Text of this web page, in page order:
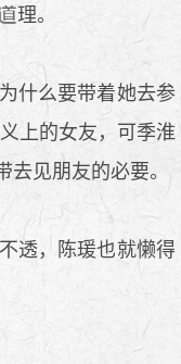
理。
什么要带着她去参
上的女友，可季淮
见朋友的必要。
透，陈瑗也就懒得